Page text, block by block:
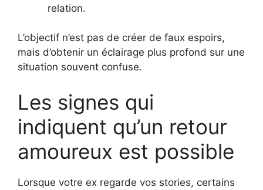
relation.
L’objectif n’est pas de créer de faux espoirs,
mais d’obtenir un éclairage plus profond sur une
situation souvent confuse.
Les signes qui
indiquent qu’un retour
amoureux est possible
Lorsque votre ex regarde vos stories, certains